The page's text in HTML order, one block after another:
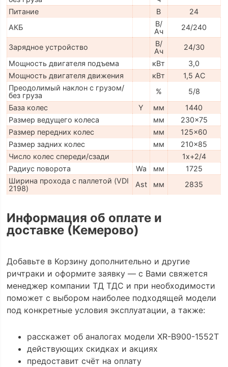
Питание
В
24
АКБ
В/
Ач
24/240
Зарядное устройство
В/
Ач
24/30
Мощность двигателя подъема
кВт
3,0
Мощность двигателя движения
кВт
1,5 АС
Преодолимый наклон с грузом/
без груза
%
5/8
База колес
Y мм
1440
Размер ведущего колеса
мм
230x75
Размер передних колес
мм
125x60
Размер задних колес
мм
210x85
Число колес спереди/сзади
1x+2/4
Радиус поворота
Wa мм
1725
Ширина прохода с паллетой (VDI
2198)
Ast мм 2835
Информация об оплате и
доставке (Кемерово)
Добавьте в Корзину дополнительно и другие
ричтраки и оформите заявку — с Вами свяжется
менеджер компании ТД ТДС и при необходимости
поможет с выбором наиболее подходящей модели
под конкретные условия эксплуатации, а также:
расскажет об аналогах модели XR-B900-1552Т
действующих скидках и акциях
предоставит счёт на оплату